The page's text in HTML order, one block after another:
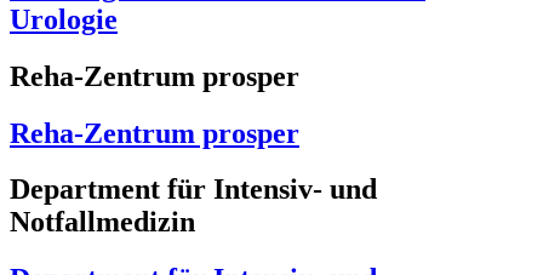
Urologie
Reha-Zentrum prosper
Reha-Zentrum prosper
Department für Intensiv- und
Notfallmedizin